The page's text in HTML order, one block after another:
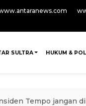
SULTRA HUKUM &
Tempo jangan